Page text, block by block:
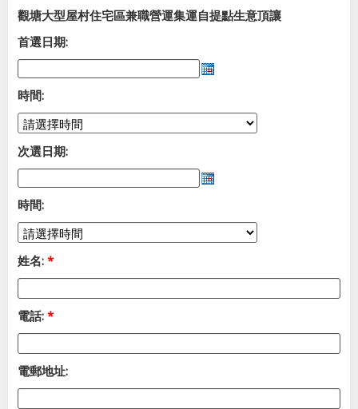
觀塘大型屋村住宅區兼職營運集運自提點生意頂讓
首選日期:
時間:
次選日期:
時間:
姓名: *
電話: *
電郵地址: